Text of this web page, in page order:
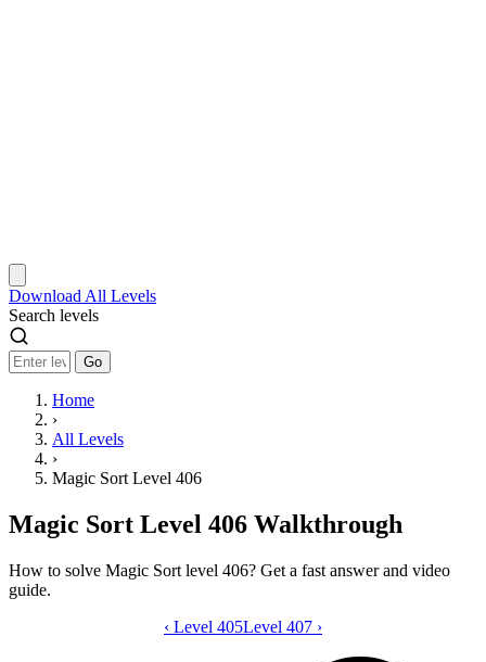
Download All Levels
Search levels
Go
Home
›
All Levels
›
Magic Sort Level 406
Magic Sort Level 406 Walkthrough
How to solve Magic Sort level 406? Get a fast answer and video
guide.
Magic Sort level 406 video guide
‹ Level 405Level 407 ›